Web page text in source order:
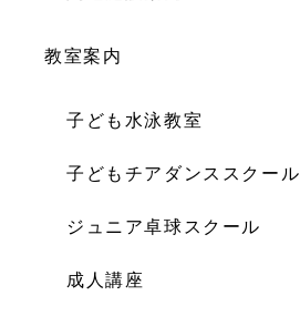
教室案内
子ども水泳教室
子どもチアダンススクール
ジュニア卓球スクール
成人講座
お問い合わせ
Copyright アブロス沼ノ端スポーツセン